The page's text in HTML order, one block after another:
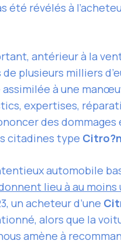
été révélés à
antérieur à la
plusieurs milliers
à une
expertises,
des
citadines type
automobile
lieu à au
un acheteur d’une
alors que la
amène à